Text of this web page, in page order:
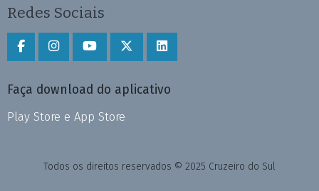
Redes Sociais
Faça download do aplicativo
Play Store e App Store
Todos os direitos reservados © 2025 Cruzeiro do Sul